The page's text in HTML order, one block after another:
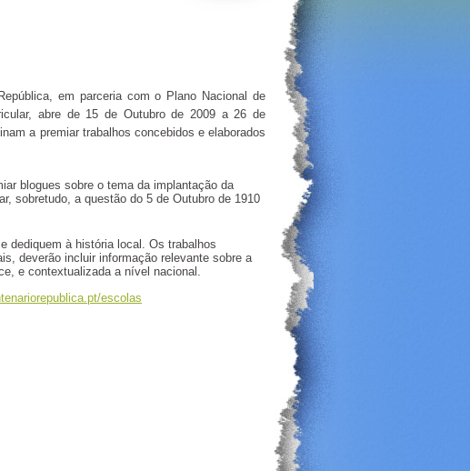
em parceria com o Plano Nacional de
abre de 15 de Outubro de 2009 a 26 de
a premiar trabalhos concebidos e elaborados
blogues sobre o tema da implantação da
sobretudo, a questão do 5 de Outubro de 1910
dediquem à história local. Os trabalhos
deverão incluir informação relevante sobre a
e contextualizada a nível nacional.
escolas